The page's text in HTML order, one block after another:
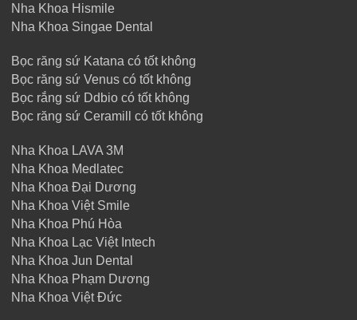
Nha Khoa Hismile
Nha Khoa Singae Dental
Bọc răng sứ Katana có tốt không
Bọc răng sứ Venus có tốt không
Bọc rắng sứ Ddbio có tốt không
Bọc răng sứ Ceramill có tốt không
Nha Khoa LAVA 3M
Nha Khoa Medlatec
Nha Khoa Đại Dương
Nha Khoa Việt Smile
Nha Khoa Phú Hòa
Nha Khoa Lạc Việt Intech
Nha Khoa Jun Dental
Nha Khoa Phạm Dương
Nha Khoa Việt Đức